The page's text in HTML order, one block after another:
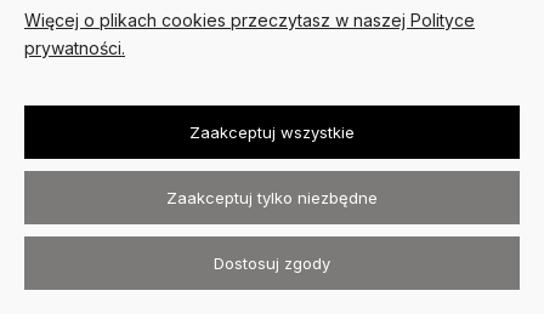
O NAS
Sklep internetowy Shoper.pl
Więcej o plikach cookies przeczytasz w naszej Polityce
prywatności.
Zaakceptuj wszystkie
Zaakceptuj tylko niezbędne
Dostosuj zgody